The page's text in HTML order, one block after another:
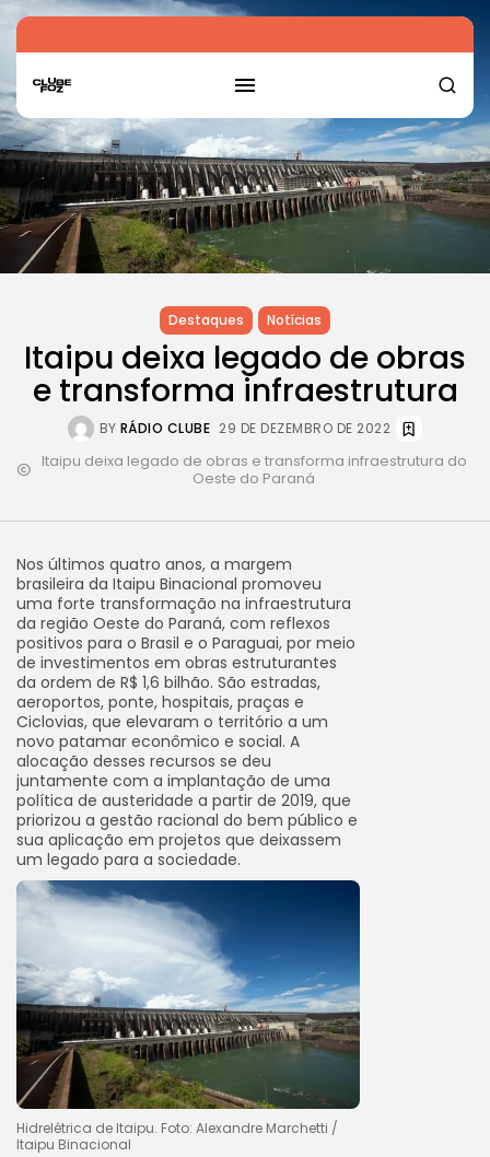
Destaques Notícias
Itaipu deixa legado de obras
e transforma infraestrutura
BY RÁDIO CLUBE 29 DE DEZEMBRO DE 2022
Itaipu deixa legado de obras e transforma infraestrutura do
Oeste do Paraná
Nos últimos quatro anos, a margem
brasileira da Itaipu Binacional promoveu
uma forte transformação na infraestrutura
da região Oeste do Paraná, com reflexos
positivos para o Brasil e o Paraguai, por meio
de investimentos em obras estruturantes
da ordem de R$ 1,6 bilhão. São estradas,
aeroportos, ponte, hospitais, praças e
Ciclovias, que elevaram o território a um
novo patamar econômico e social. A
alocação desses recursos se deu
juntamente com a implantação de uma
política de austeridade a partir de 2019, que
priorizou a gestão racional do bem público e
sua aplicação em projetos que deixassem
um legado para a sociedade.
Hidrelétrica de Itaipu. Foto: Alexandre Marchetti /
Itaipu Binacional